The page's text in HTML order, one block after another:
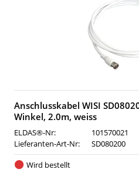
Anschlusskabel WISI
Winkel, 2.0m, weiss
ELDAS®-Nr:
101570021
Lieferanten-Art-Nr:
SD080200
Wird bestellt